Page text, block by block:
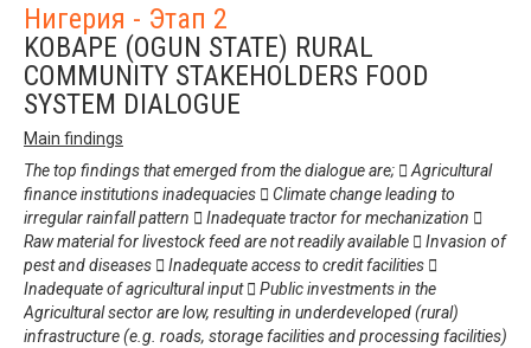
Нигерия - Этап 2
KOBAPE (OGUN STATE) RURAL
COMMUNITY STAKEHOLDERS FOOD
SYSTEM DIALOGUE
Main findings
The top findings that emerged from the dialogue are;  Agricultural
finance institutions inadequacies  Climate change leading to
irregular rainfall pattern  Inadequate tractor for mechanization 
Raw material for livestock feed are not readily available  Invasion of
pest and diseases  Inadequate access to credit facilities 
Inadequate of agricultural input  Public investments in the
Agricultural sector are low, resulting in underdeveloped (rural)
infrastructure (e.g. roads, storage facilities and processing facilities)